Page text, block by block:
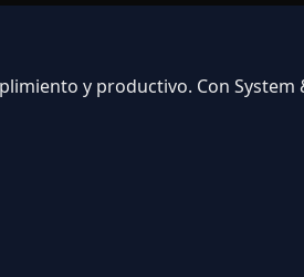
y productivo. Con